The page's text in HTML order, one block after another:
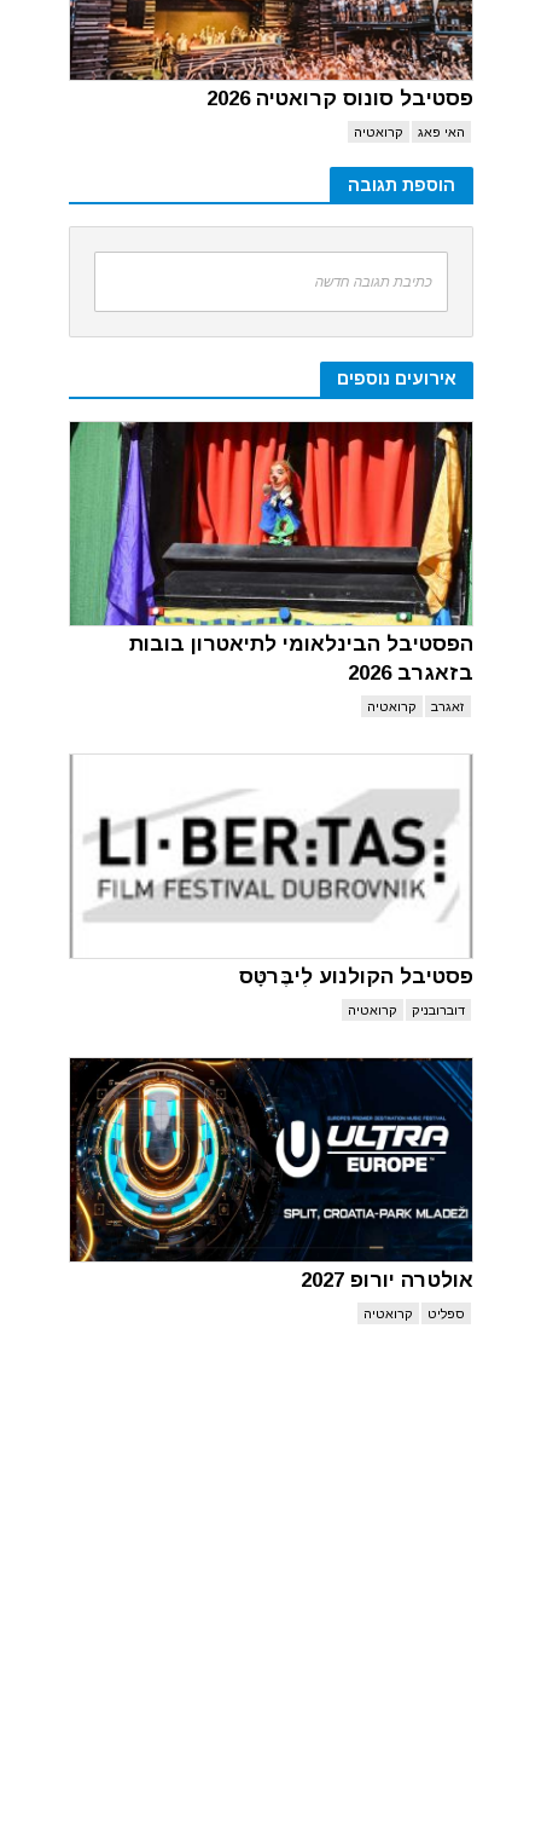
פסטיבל סונוס קרואטיה 2026
האי פאג קרואטיה
הוספת תגובה
כתיבת תגובה חדשה
אירועים נוספים
הפסטיבל הבינלאומי לתיאטרון בובות
בזאגרב 2026
זאגרב קרואטיה
פסטיבל הקולנוע לִיבֶּרטָּס
דוברובניק קרואטיה
אולטרה יורופ 2027
ספליט קרואטיה